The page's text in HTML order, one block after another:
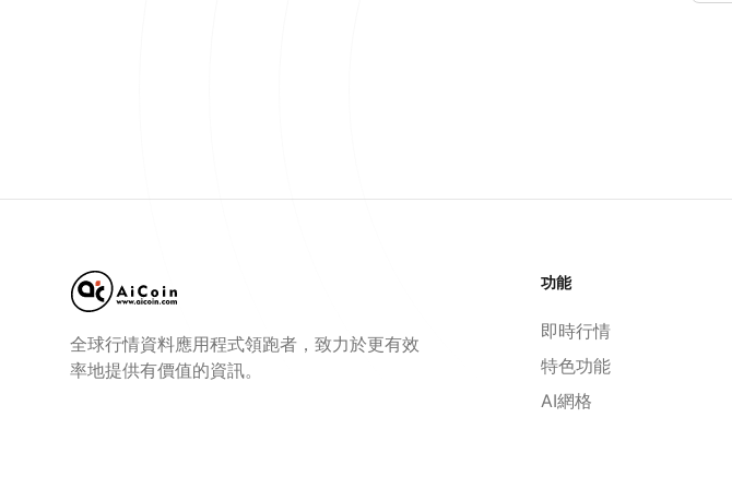
全球行情資料應用程式領跑者，致力於更有效
率地提供有價值的資訊。
功能
即時行情
特色功能
AI網格